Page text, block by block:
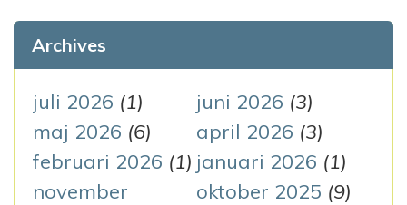
v
i
e
f
t
e
r
:
Archives
juli 2026 (1) juni 2026 (3)
maj 2026 (6) april 2026 (3)
februari 2026 (1) januari 2026 (1)
november
oktober 2025 (9)